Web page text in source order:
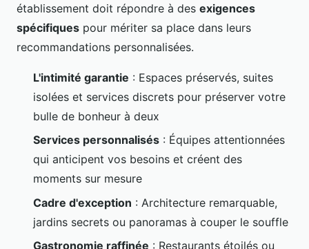
établissement doit répondre à des exigences
spécifiques pour mériter sa place dans leurs
recommandations personnalisées.
L'intimité garantie : Espaces préservés, suites
isolées et services discrets pour préserver votre
bulle de bonheur à deux
Services personnalisés : Équipes attentionnées
qui anticipent vos besoins et créent des
moments sur mesure
Cadre d'exception : Architecture remarquable,
jardins secrets ou panoramas à couper le souffle
Gastronomie raffinée : Restaurants étoilés ou